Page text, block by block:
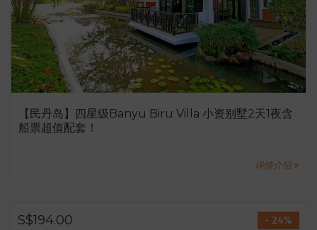
【民丹岛】四星级Banyu Biru Villa 小资别墅2天1夜含
船票超值配套！
详情介绍
S$194.00 - 24%